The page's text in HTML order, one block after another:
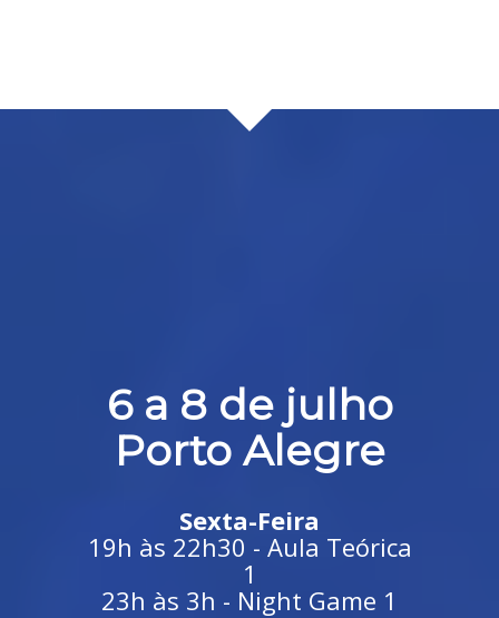
6 a 8 de julho
Porto Alegre
Sexta-Feira
19h às 22h30 - Aula Teórica
1
23h às 3h - Night Game 1